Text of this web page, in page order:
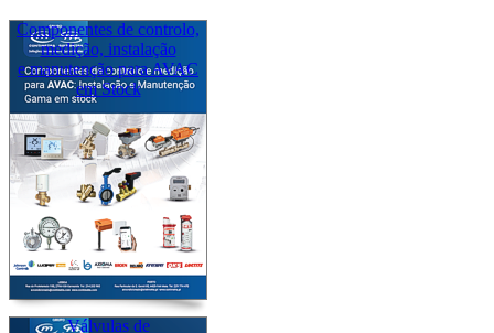
Componentes de controlo,
medição, instalação
e manutenção para AVAC
em Stock
Válvulas de